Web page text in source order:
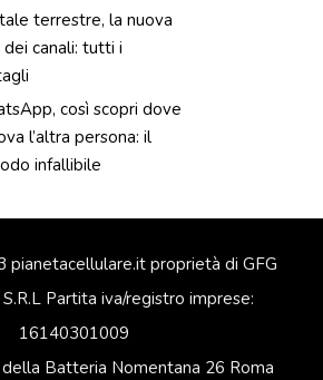
terrestre, la nuova
canali: tutti i
così scopri dove
l’altra persona: il
infallibile
pianetacellulare.it proprietà di GFG
Partita iva/registro imprese:
16140301009
Batteria Nomentana 26 Roma